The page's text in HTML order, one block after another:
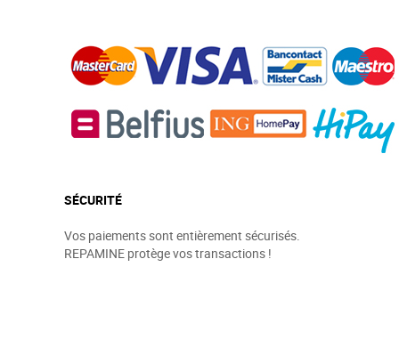
SÉCURITÉ
Vos paiements sont entièrement sécurisés.
REPAMINE protège vos transactions !